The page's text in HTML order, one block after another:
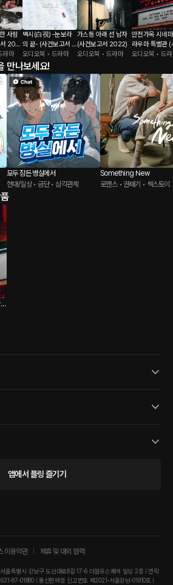
사람
서 202
라마
백시(白視) –눈보라
의 끝- (사건보고서 2
023)
오디오북 • 드라마
가스등 아래 선 남자
(사건보고서 2022)
오디오북 • 드라마
안전가옥 시네
라우마 특별관 (
보고서 2022)
오디오북 • 드
만나보세요!
모두 잠든 병실에서
현대/일상 • 금단 • 삼각관계
Something New
로맨스 • 권태기 • 섹스토이
앱에서 플링 즐기기
이용약관 제휴 및 대외 협력
울특별시 강남구 도산대로8길 17-6 더블유스퀘어 빌딩 2층 | 연락
87-01880 | 통신판매업 신고번호 제2021-서울강남-01810호 |